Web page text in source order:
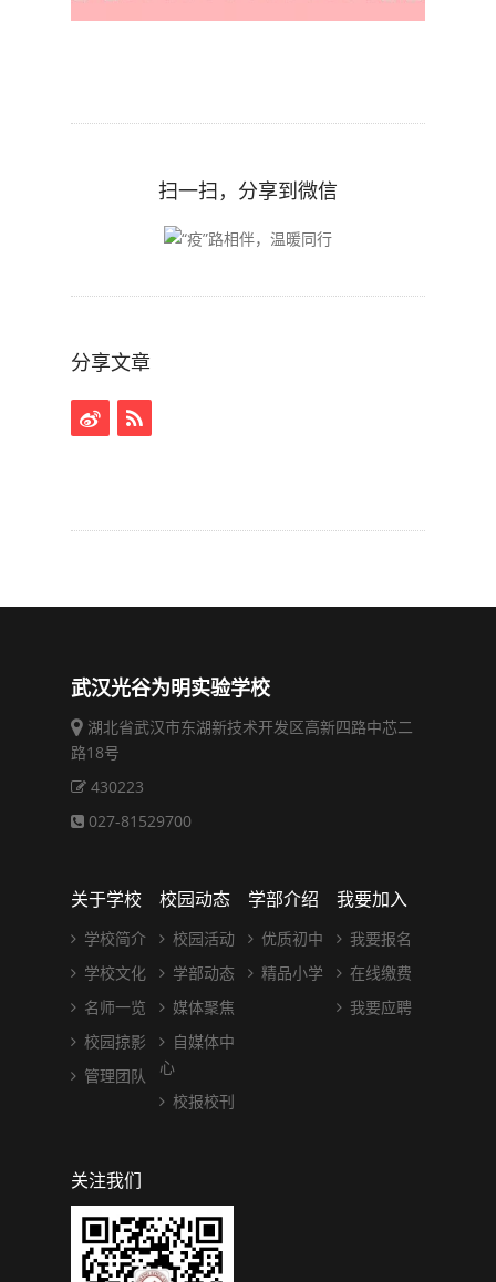
扫一扫，分享到微信
分享文章
武汉光谷为明实验学校
湖北省武汉市东湖新技术开发区高新四路中芯二
路18号
430223
027-81529700
关于学校
学校简介
学校文化
名师一览
校园掠影
管理团队
校园动态
校园活动
学部动态
媒体聚焦
自媒体中
心
校报校刊
学部介绍
优质初中
精品小学
我要加入
我要报名
在线缴费
我要应聘
关注我们